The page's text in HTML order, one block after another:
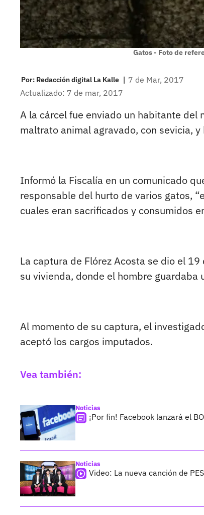
Gatos - Foto de
Por: Redacción digital La Kalle | 7 de Mar, 2017
Actualizado: 7 de mar, 2017
A la cárcel fue enviado un habitante
maltrato animal agravado, con sevicia,
Informó la Fiscalía en un comunicado
responsable del hurto de varios gatos,
cuales eran sacrificados y consumidos
La captura de Flórez Acosta se dio el
su vivienda, donde el hombre
Al momento de su captura, el
aceptó los cargos imputados.
Vea también:
Noticias
¡Por fin! Facebook lanzará el
Noticias
Video: La nueva canción de